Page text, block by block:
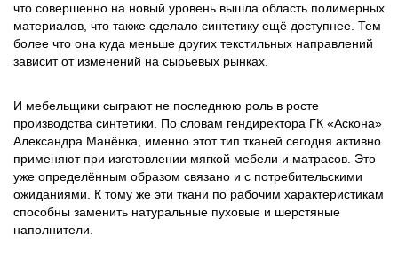
что совершенно на новый уровень вышла область полимерных
материалов, что также сделало синтетику ещё доступнее. Тем
более что она куда меньше других текстильных направлений
зависит от изменений на сырьевых рынках.
И мебельщики сыграют не последнюю роль в росте
производства синтетики. По словам гендиректора ГК «Аскона»
Александра Манёнка, именно этот тип тканей сегодня активно
применяют при изготовлении мягкой мебели и матрасов. Это
уже определённым образом связано и с потребительскими
ожиданиями. К тому же эти ткани по рабочим характеристикам
способны заменить натуральные пуховые и шерстяные
наполнители.